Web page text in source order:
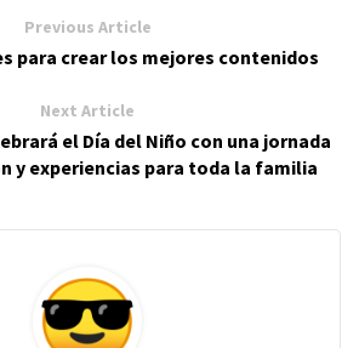
Previous Article
para crear los mejores contenidos
Next Article
el Día del Niño con una jornada
y experiencias para toda la familia